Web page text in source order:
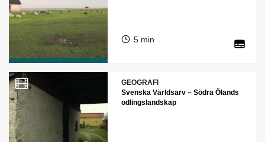
5 min
GEOGRAFI
Svenska Världsarv – Södra Ölands
odlingslandskap